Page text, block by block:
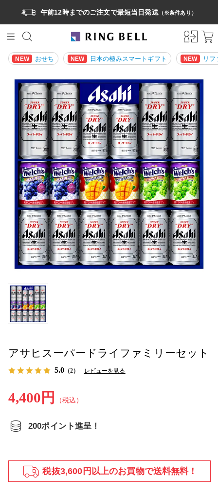
午前12時までのご注文で最短当日発送（※条件あり）
NEW おせち NEW 日本の極みスマートギフト NEW リ
アサヒスーパードライファミリーセット
5.0 （2） レビューを見る
4,400円 （税込）
200ポイント進呈！
税抜3,600円以上のお買物で送料無料！